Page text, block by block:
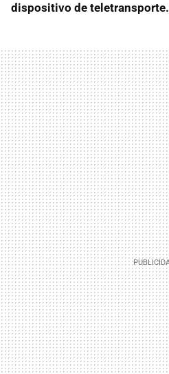
dispositivo de teletransporte.